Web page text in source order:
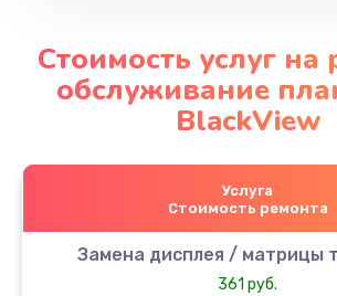
Стоимость услуг на
обслуживание
BlackView
Услуга
Стоимость ремонта
Замена дисплея / матрицы
361 руб.